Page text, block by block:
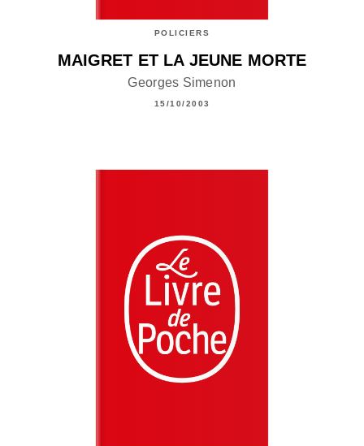
POLICIERS
MAIGRET ET LA JEUNE MORTE
Georges Simenon
15/10/2003